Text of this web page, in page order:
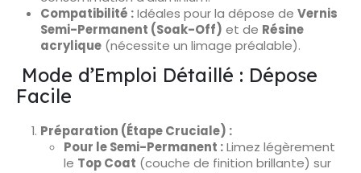
Compatibilité :Idéales pour la dépose de Vernis
Semi-Permanent (Soak-Off) et de Résine
acrylique(nécessite un limage préalable).
Mode d’Emploi Détaillé : Dépose
Facile
Préparation (Étape Cruciale) :
Pour le Semi-Permanent :Limez légèrement
le Top Coat (couche de finition brillante) sur